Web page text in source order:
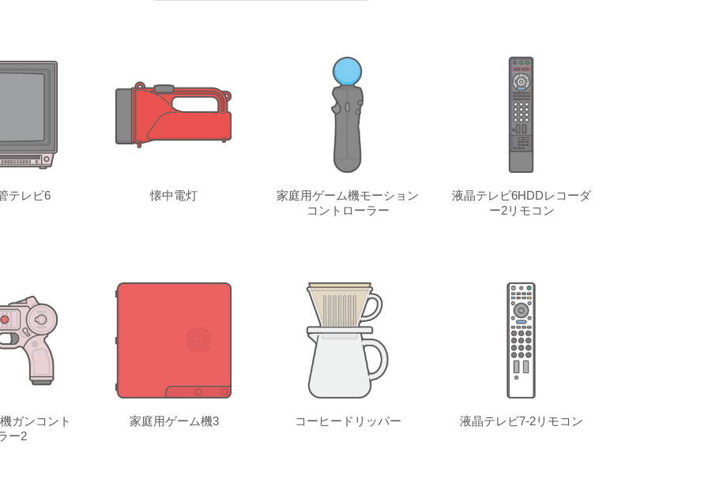
テレビ6 懐中電灯
家庭用ゲーム機モーション
コントローラー
液晶テレビ6HDDレコーダ
ー2リモコン
ガンコント
ー2
家庭用ゲーム機3 コーヒードリッパー 液晶テレビ7-2リモコン